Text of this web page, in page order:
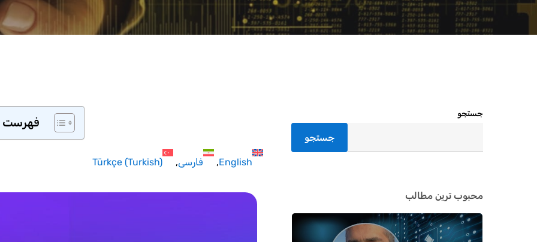
اینتر را برای جستجو و یا ESC برای بستن بفشارید
فهرست
English فارسی Türkçe (Turkish)
جستجو
جستجو
محبوب ترین مطالب